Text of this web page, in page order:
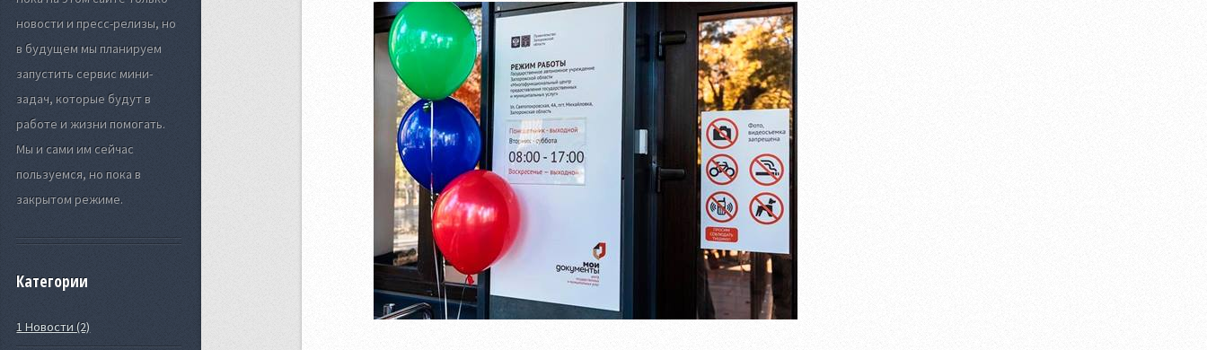
новости и пресс-релизы, но
в будущем мы планируем
запустить сервис мини-
задач, которые будут в
работе и жизни помогать.
Мы и сами им сейчас
пользуемся, но пока в
закрытом режиме.
Категории
1 Новости (2)